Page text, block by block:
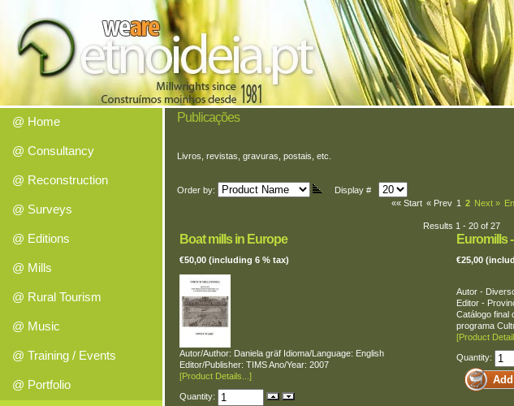
@ Home
@ Consultancy
@ Reconstruction
@ Surveys
@ Editions
@ Mills
@ Rural Tourism
@ Music
@ Training / Events
@ Portfolio
Publicações
Livros, revistas, gravuras, postais, etc.
Order by:
Display #
«« Start « Prev 1 2 Next »
Results 1 - 20 of 27
Boat mills in Europe
€50,00 (including 6 % tax)
Autor/Author: Daniela gräf Idioma/Language: English
Editor/Publisher: TIMS Ano/Year: 2007
[Product Details...]
Quantity:
Euromills
€25,00
Autor -
Editor -
Catálogo final
programa
[Product
Quantity: